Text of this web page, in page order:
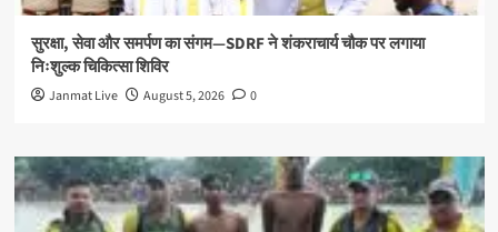
सुरक्षा, सेवा और समर्पण का संगम—SDRF ने शंकराचार्य चौक पर लगाया
निःशुल्क चिकित्सा शिविर
Janmat Live August 5, 2026 0